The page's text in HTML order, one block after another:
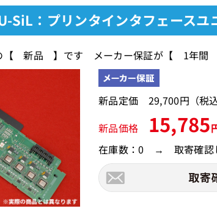
SiL：プリンタインタフェースユ
【 新品 】です メーカー保証が【 1年間
新品定価 29,700円（税
新品価格 15,785
在庫数：0 → 取寄確認